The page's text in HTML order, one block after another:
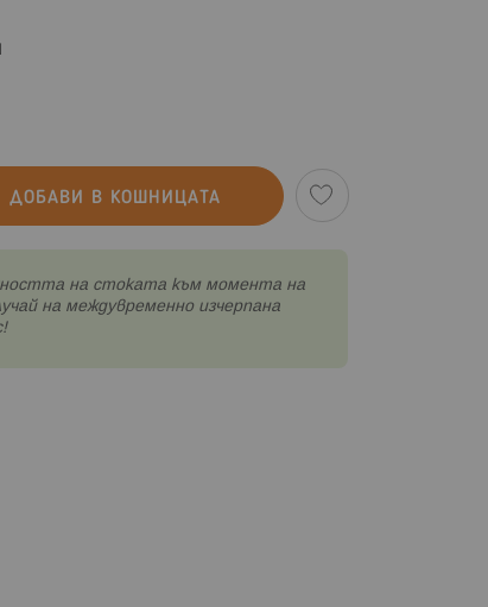
ДОБАВИ В КОШНИЦАТА
на стоката към момента на
на междувременно изчерпана